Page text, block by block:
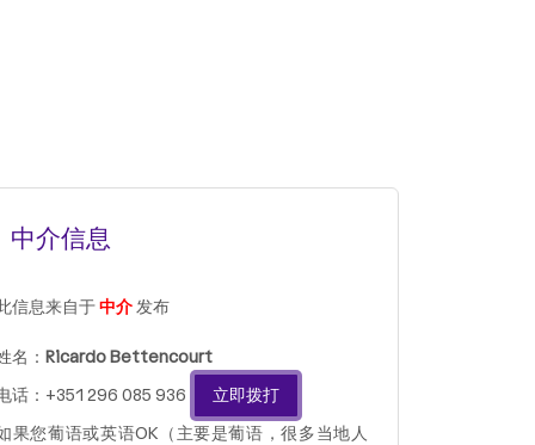
中介信息
信息来自于中介发布
名： Ricardo Bettencourt
话：+351 296 085 936
立即拨打
果您葡语或英语OK（主要是葡语，很多当地人